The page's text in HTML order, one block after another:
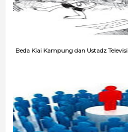
Beda Kiai Kampung dan Ustadz Televisi